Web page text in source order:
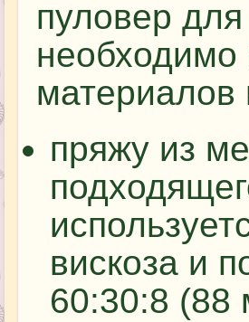
пуловер
необходимо
материалов
пряжу из
вискоза и
60:30:8 (88